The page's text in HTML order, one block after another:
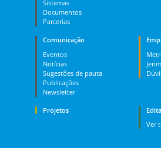
Sistemas
Documentos
Parcerias
Comunicação
Eventos
Notícias
Sugestões de pauta
Publicações
Newsletter
Projetos
Ver